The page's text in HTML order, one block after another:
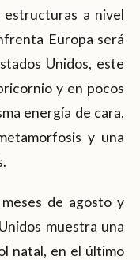
a nivel
Europa será
Unidos, este
y en pocos
energía de cara,
y una
de agosto y
muestra una
natal, en el último